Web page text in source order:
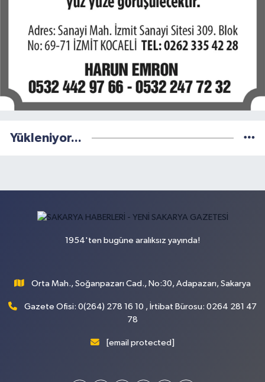
Yükleniyor...
1954'ten bugüne aralıksız yayında!
Orta Mah., Soğanpazarı Cad., No:30, Adapazarı, Sakarya
Gazete Ofisi: 0(264) 278 16 10 , İrtibat Bürosu: 0264 281 47
78
[email protected]